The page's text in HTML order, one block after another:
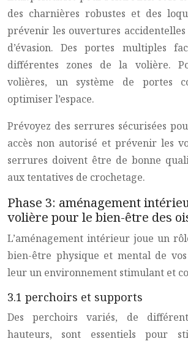
des charnières robustes et des
prévenir les ouvertures
d’évasion. Des portes multiples
différentes zones de la volière.
volières, un système de portes
optimiser l’espace.
Prévoyez des serrures sécurisées
accès non autorisé et prévenir les
serrures doivent être de bonne
aux tentatives de crochetage.
Phase 3: aménagement
volière pour le bien-être des
L’aménagement intérieur joue un
bien-être physique et mental de
leur un environnement stimulant et
3.1 perchoirs et supports
Des perchoirs variés, de
hauteurs, sont essentiels pour